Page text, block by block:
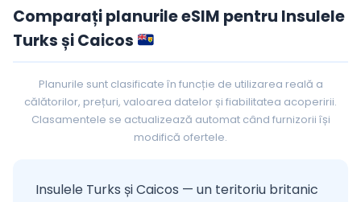
Comparați planurile eSIM pentru Insulele
Turks și Caicos
Planurile sunt clasificate în funcție de utilizarea reală a
călătorilor, prețuri, valoarea datelor și fiabilitatea acoperirii.
Clasamentele se actualizează automat când furnizorii își
modifică ofertele.
Insulele Turks și Caicos — un teritoriu britanic